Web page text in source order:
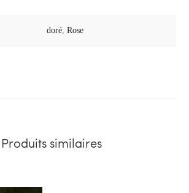
doré, Rose
Produits similaires